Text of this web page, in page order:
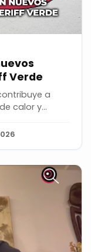
Verde
a
calor y...